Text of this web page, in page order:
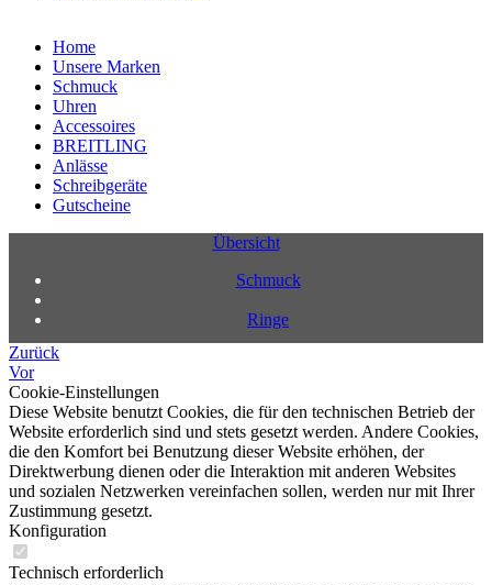
Home
Unsere Marken
Schmuck
Uhren
Accessoires
BREITLING
Anlässe
Schreibgeräte
Gutscheine
Übersicht
Schmuck
Ringe
Zurück
Vor
Cookie-Einstellungen
Diese Website benutzt Cookies, die für den technischen Betrieb der
Website erforderlich sind und stets gesetzt werden. Andere Cookies,
die den Komfort bei Benutzung dieser Website erhöhen, der
Direktwerbung dienen oder die Interaktion mit anderen Websites
und sozialen Netzwerken vereinfachen sollen, werden nur mit Ihrer
Zustimmung gesetzt.
Konfiguration
Technisch erforderlich